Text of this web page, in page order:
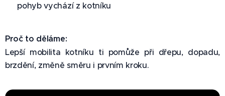
✅ pohyb vychází z kotníku
Proč to děláme:
Lepší mobilita kotníku ti pomůže při dřepu, dopadu,
brzdění, změně směru i prvním kroku.